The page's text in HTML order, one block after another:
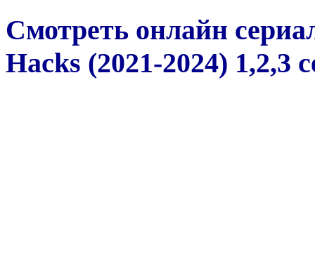
Смотреть онлайн
Hacks (2021-2024) 1,2,3